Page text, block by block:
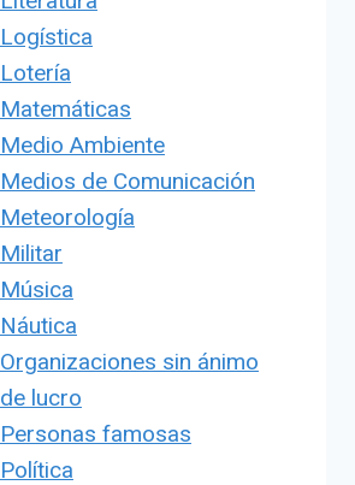
Logística
Lotería
Matemáticas
Medio Ambiente
Medios de Comunicación
Meteorología
Militar
Música
Náutica
Organizaciones sin ánimo
de lucro
Personas famosas
Política